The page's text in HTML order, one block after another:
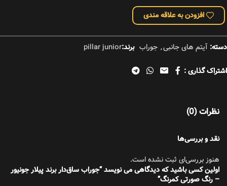
افزودن به علاقه مندی
دسته: آیتم های جانبی, جوراب برند:pillar junior
اشتراک گذاری :
نظرات (0)
نقد و بررسی‌ها
هنوز بررسی‌ای ثبت نشده است.
اولین کسی باشید که دیدگاهی می نویسد “جوراب ساق‌دار برند پیلار جونیور
– رنگ صورتی کمرنگ”